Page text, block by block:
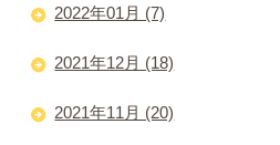
2022年01月 (7)
2021年12月 (18)
2021年11月 (20)